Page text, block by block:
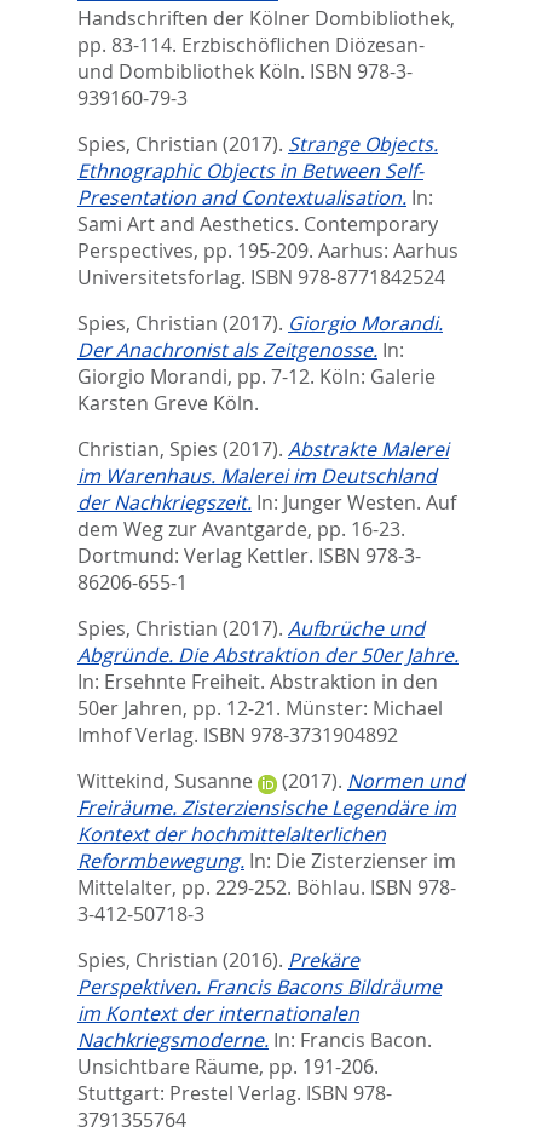
Handschriften der Kölner Dombibliothek,
pp. 83-114. Erzbischöflichen Diözesan-
und Dombibliothek Köln. ISBN 978-3-
939160-79-3
Spies, Christian (2017). Strange Objects.
Ethnographic Objects in Between Self-
Presentation and Contextualisation. In:
Sami Art and Aesthetics. Contemporary
Perspectives, pp. 195-209. Aarhus: Aarhus
Universitetsforlag. ISBN 978-8771842524
Spies, Christian (2017). Giorgio Morandi.
Der Anachronist als Zeitgenosse. In:
Giorgio Morandi, pp. 7-12. Köln: Galerie
Karsten Greve Köln.
Christian, Spies (2017). Abstrakte Malerei
im Warenhaus. Malerei im Deutschland
der Nachkriegszeit. In: Junger Westen. Auf
dem Weg zur Avantgarde, pp. 16-23.
Dortmund: Verlag Kettler. ISBN 978-3-
86206-655-1
Spies, Christian (2017). Aufbrüche und
Abgründe. Die Abstraktion der 50er Jahre.
In: Ersehnte Freiheit. Abstraktion in den
50er Jahren, pp. 12-21. Münster: Michael
Imhof Verlag. ISBN 978-3731904892
Wittekind, Susanne
(2017). Normen und
Freiräume. Zisterziensische Legendäre im
Kontext der hochmittelalterlichen
Reformbewegung. In: Die Zisterzienser im
Mittelalter, pp. 229-252. Böhlau. ISBN 978-
3-412-50718-3
Spies, Christian (2016). Prekäre
Perspektiven. Francis Bacons Bildräume
im Kontext der internationalen
Nachkriegsmoderne. In: Francis Bacon.
Unsichtbare Räume, pp. 191-206.
Stuttgart: Prestel Verlag. ISBN 978-
3791355764